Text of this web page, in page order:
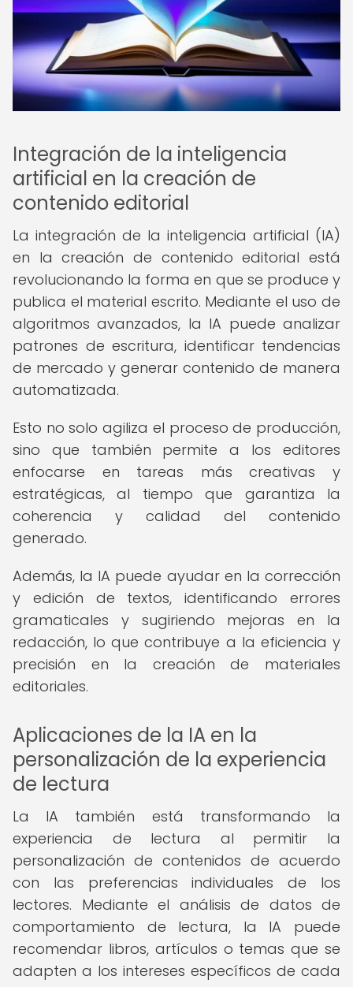
Integración de la inteligencia
artificial en la creación de
contenido editorial
La integración de la inteligencia artificial (IA)
en la creación de contenido editorial está
revolucionando la forma en que se produce y
publica el material escrito. Mediante el uso de
algoritmos avanzados, la IA puede analizar
patrones de escritura, identificar tendencias
de mercado y generar contenido de manera
automatizada.
Esto no solo agiliza el proceso de producción,
sino que también permite a los editores
enfocarse en tareas más creativas y
estratégicas, al tiempo que garantiza la
coherencia y calidad del contenido
generado.
Además, la IA puede ayudar en la corrección
y edición de textos, identificando errores
gramaticales y sugiriendo mejoras en la
redacción, lo que contribuye a la eficiencia y
precisión en la creación de materiales
editoriales.
Aplicaciones de la IA en la
personalización de la experiencia
de lectura
La IA también está transformando la
experiencia de lectura al permitir la
personalización de contenidos de acuerdo
con las preferencias individuales de los
lectores. Mediante el análisis de datos de
comportamiento de lectura, la IA puede
recomendar libros, artículos o temas que se
adapten a los intereses específicos de cada